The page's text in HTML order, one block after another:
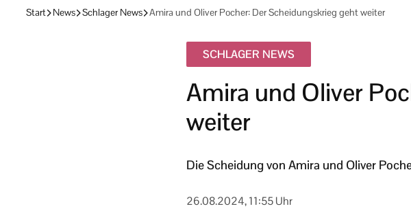
Start News Schlager News Amira und Oliver Pocher: Der Scheidungskrieg geht weiter
SCHLAGER NEWS
Amira und Oliver
weiter
Die Scheidung von Amira und Oliver
26.08.2024, 11:55 Uhr